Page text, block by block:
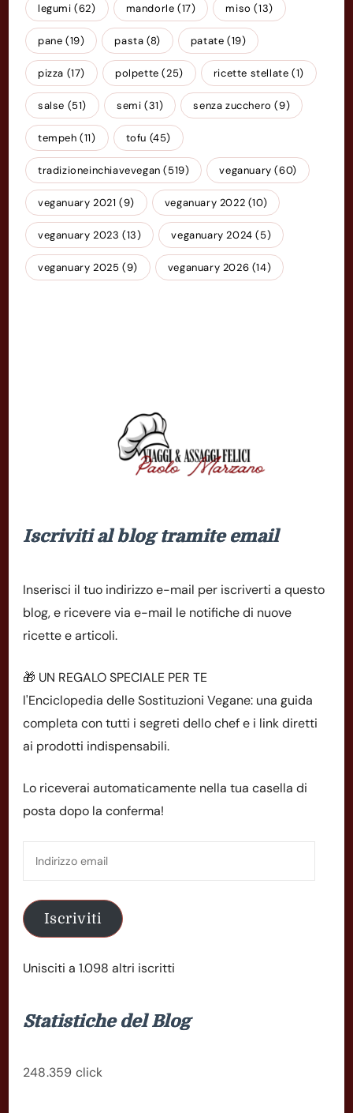
legumi (62) mandorle (17) miso (13)
pane (19) pasta (8) patate (19)
pizza (17) polpette (25) ricette stellate (1)
salse (51) semi (31) senza zucchero (9)
tempeh (11) tofu (45)
tradizioneinchiavevegan (519) veganuary (60)
veganuary 2021 (9) veganuary 2022 (10)
veganuary 2023 (13) veganuary 2024 (5)
veganuary 2025 (9) veganuary 2026 (14)
Iscriviti al blog tramite email
Inserisci il tuo indirizzo e-mail per iscriverti a questo
blog, e ricevere via e-mail le notifiche di nuove
ricette e articoli.
🎁 UN REGALO SPECIALE PER TE
l'Enciclopedia delle Sostituzioni Vegane: una guida
completa con tutti i segreti dello chef e i link diretti
ai prodotti indispensabili.
Lo riceverai automaticamente nella tua casella di
posta dopo la conferma!
Iscriviti
Unisciti a 1.098 altri iscritti
Statistiche del Blog
248.359 click